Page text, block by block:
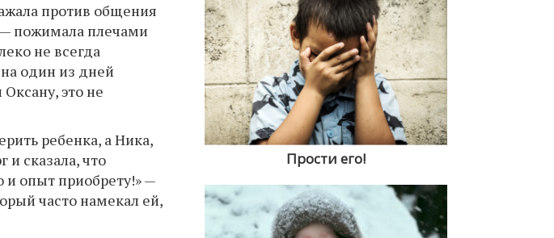
против общения
пожимала плечами
не всегда
один из дней
это не
ребенка, а Ника,
сказала, что
и опыт приобрету!» —
часто намекал ей,
Прости его!